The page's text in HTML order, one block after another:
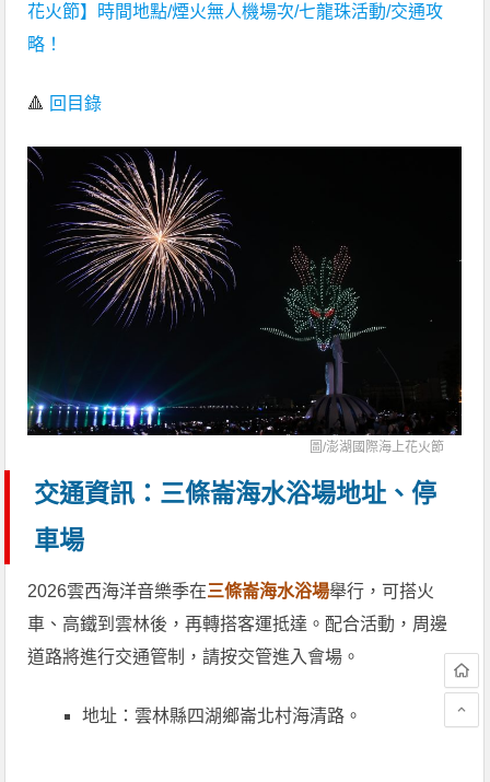
花火節】時間地點/煙火無人機場次/七龍珠活動/交通攻
略！
🔺 回目錄
圖/澎湖國際海上花火節
交通資訊：三條崙海水浴場地址、停
車場
2026雲西海洋音樂季在三條崙海水浴場舉行，可搭火
車、高鐵到雲林後，再轉搭客運抵達。配合活動，周邊
道路將進行交通管制，請按交管進入會場。
地址：雲林縣四湖鄉崙北村海清路。